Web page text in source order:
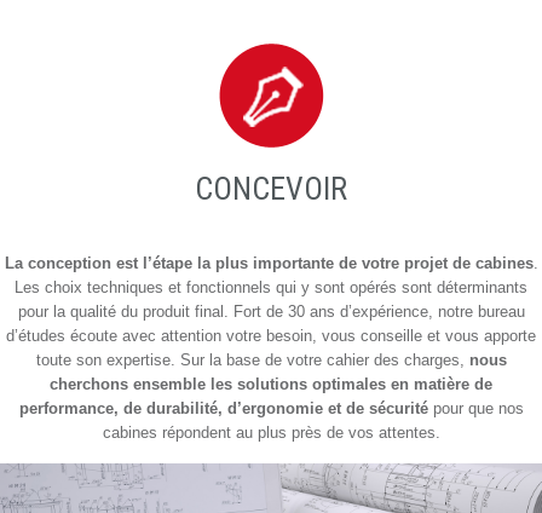
CONCEVOIR
La conception est l’étape la plus importante de votre projet de cabines.
Les choix techniques et fonctionnels qui y sont opérés sont déterminants
pour la qualité du produit final. Fort de 30 ans d’expérience, notre bureau
d’études écoute avec attention votre besoin, vous conseille et vous apporte
toute son expertise. Sur la base de votre cahier des charges, nous
cherchons ensemble les solutions optimales en matière de
performance, de durabilité, d’ergonomie et de sécuritépour que nos
cabines répondent au plus près de vos attentes.